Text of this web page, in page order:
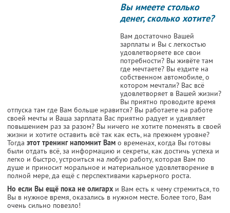
Вы имеете столько
денег, сколько хотите?
Вам достаточно Вашей
зарплаты и Вы с легкостью
удовлетворяете все свои
потребности? Вы живёте там
где мечтаете? Вы ездите на
собственном автомобиле, о
котором мечтали? Вас всё
удовлетворяет в Вашей жизни?
Вы приятно проводите время
отпуска там где Вам больше нравится? Вы работаете на работе
своей мечты и Ваша зарплата Вас приятно радует и удивляет
повышением раз за разом? Вы ничего не хотите поменять в своей
жизни и хотите оставить всё так как есть, на прежнем уровне?
Тогда этот тренинг напомнит Вам о временах, когда Вы готовы
были отдать всё, за информацию и секреты, как достичь успеха и
легко и быстро, устроиться на любую работу, которая Вам по
душе и приносит моральное и материальное удовлетворение в
полной мере, да ещё с перспективами карьерного роста.
Но если Вы ещё пока не олигарх и Вам есть к чему стремиться, то
Вы в нужное время, оказались в нужном месте. Более того, Вам
очень сильно повезло!